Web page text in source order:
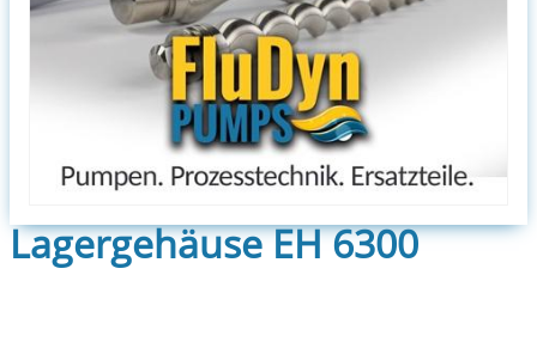
Lagergehäuse EH 6300